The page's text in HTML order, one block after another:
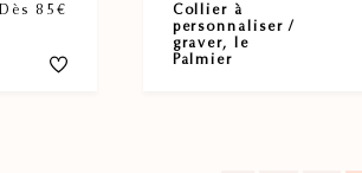
Dès 85€
Collier à
personnaliser /
graver, le
Palmier